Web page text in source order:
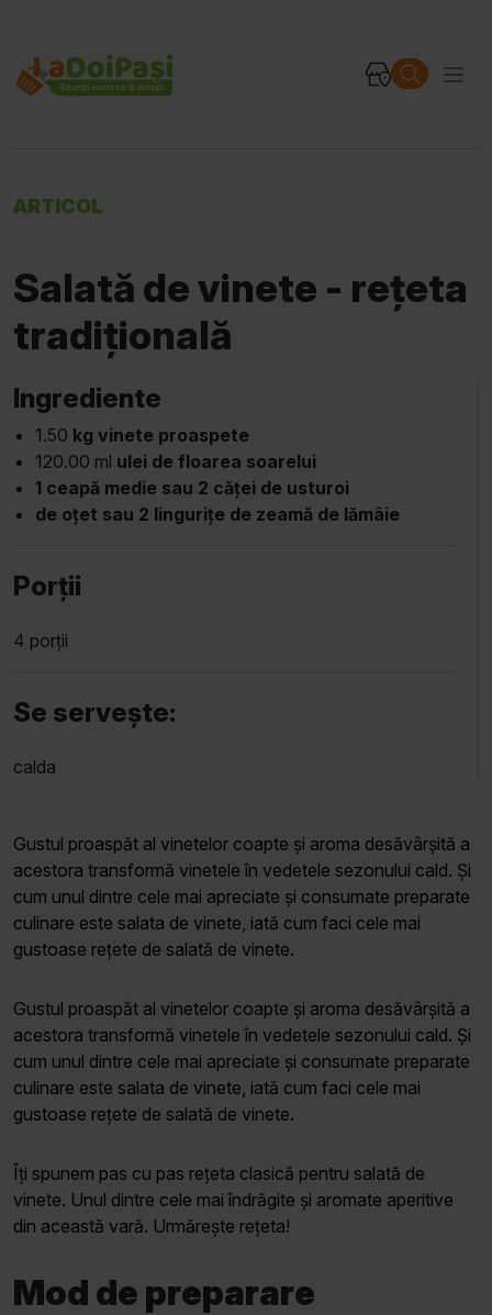
ARTICOL
Salată de vinete - rețeta
tradițională
Ingrediente
1.50 kg vinete proaspete
120.00 ml ulei de floarea soarelui
1 ceapă medie sau 2 căței de usturoi
de oțet sau 2 lingurițe de zeamă de lămâie
Porții
4 porții
Se servește:
calda
Gustul proaspăt al vinetelor coapte și aroma desăvârșită a
acestora transformă vinetele în vedetele sezonului cald. Și
cum unul dintre cele mai apreciate și consumate preparate
culinare este salata de vinete, iată cum faci cele mai
gustoase rețete de salată de vinete.
Gustul proaspăt al vinetelor coapte și aroma desăvârșită a
acestora transformă vinetele în vedetele sezonului cald. Și
cum unul dintre cele mai apreciate și consumate preparate
culinare este salata de vinete, iată cum faci cele mai
gustoase rețete de salată de vinete.
Îți spunem pas cu pas rețeta clasică pentru salată de
vinete. Unul dintre cele mai îndrăgite și aromate aperitive
din această vară. Urmărește rețeta!
Mod de preparare